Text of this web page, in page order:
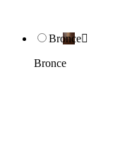
Bronce
Bronce